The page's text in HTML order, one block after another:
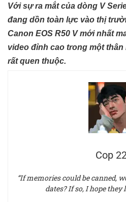
Với sự ra mắt của dòng V
đang dồn toàn lực vào thị
Canon EOS R50 V mới nhất
video đỉnh cao trong một
rất quen thuộc.
Cop
“If memories could be canned,
dates? If so, I hope they